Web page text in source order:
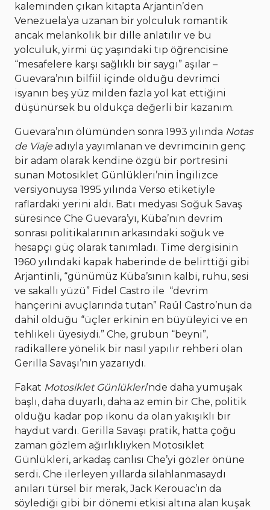
kaleminden çıkan kitapta Arjantin’den
Venezuela’ya uzanan bir yolculuk romantik
ancak melankolik bir dille anlatılır ve bu
yolculuk, yirmi üç yaşındaki tıp öğrencisine
“mesafelere karşı sağlıklı bir saygı” aşılar –
Guevara’nın bilfiil içinde olduğu devrimci
isyanın beş yüz milden fazla yol kat ettiğini
düşünürsek bu oldukça değerli bir kazanım.
Guevara’nın ölümünden sonra 1993 yılında Notas
de Viajeadıyla yayımlanan ve devrimcinin genç
bir adam olarak kendine özgü bir portresini
sunan Motosiklet Günlükleri’nin İngilizce
versiyonuysa 1995 yılında Verso etiketiyle
raflardaki yerini aldı. Batı medyası Soğuk Savaş
süresince Che Guevara’yı, Küba’nın devrim
sonrası politikalarının arkasındaki soğuk ve
hesapçı güç olarak tanımladı. Time dergisinin
1960 yılındaki kapak haberinde de belirttiği gibi
Arjantinli, “günümüz Küba’sının kalbi, ruhu, sesi
ve sakallı yüzü” Fidel Castro ile “devrim
hançerini avuçlarında tutan” Raúl Castro’nun da
dahil olduğu “üçler erkinin en büyüleyici ve en
tehlikeli üyesiydi.” Che, grubun “beyni”,
radikallere yönelik bir nasıl yapılır rehberi olan
Gerilla Savaşı’nın yazarıydı.
Fakat Motosiklet Günlükleri’nde daha yumuşak
başlı, daha duyarlı, daha az emin bir Che, politik
olduğu kadar pop ikonu da olan yakışıklı bir
haydut vardı. Gerilla Savaşı pratik, hatta çoğu
zaman gözlem ağırlıklıyken Motosiklet
Günlükleri, arkadaş canlısı Che’yi gözler önüne
serdi. Che ilerleyen yıllarda silahlanmasaydı
anıları türsel bir merak, Jack Kerouac’ın da
söylediği gibi bir dönemi etkisi altına alan kuşak